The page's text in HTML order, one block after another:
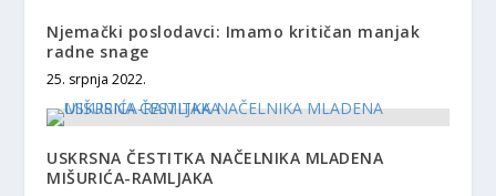
Njemački poslodavci: Imamo kritičan manjak
radne snage
25. srpnja 2022.
USKRSNA ČESTITKA NAČELNIKA MLADENA
MIŠURIĆA-RAMLJAKA